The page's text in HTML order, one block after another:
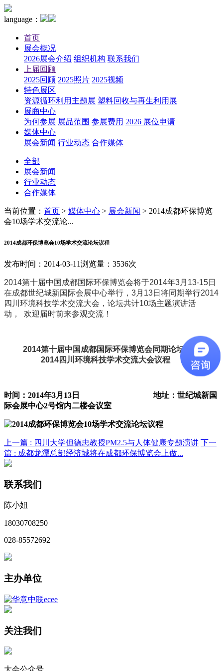
language：
首页
展会概况
2026展会介绍 组织机构 联系我们
上届回顾
2025回顾 2025照片 2025视频
特色展区
资源循环利用主题展 塑料回收与再生利用展
展商中心
为何参展 展品范围 参展费用 2026 展位申请
媒体中心
展会新闻 行业动态 合作媒体
全部
展会新闻
行业动态
合作媒体
当前位置： 首页 > 媒体中心 > 展会新闻 > 2014成都环保博览
会10场学术交流论...
2014成都环保博览会10场学术交流论坛议程
发布时间：2014-03-11浏览量：3536次
2014第十届中国成都国际环保博览会将于2014年3月13-15日
在成都世纪城新国际会展中心举行，3月13日将同期举行2014
四川环境科技学术交流大会，论坛共计10场主题演讲活
动， 欢迎届时前来参观交流！
2014第十届中国成都国际环保博览会同期论坛活动
2014四川环境科技学术交流大会议程
时间：2014年3月13日 地址：世纪城新国
际会展中心2号馆内二楼会议室
上一篇 : 四川大学但德忠教授PM2.5与人体健康专题演讲 下一
篇 : 成都龙潭总部经济城将在成都环保博览会上做...
联系我们
陈小姐
18030708250
028-85572692
主办单位
关注我们